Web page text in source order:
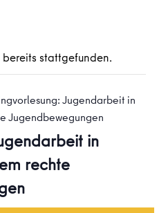
stattgefunden.
Jugendarbeit in
Jugendbewegungen
in
rechte